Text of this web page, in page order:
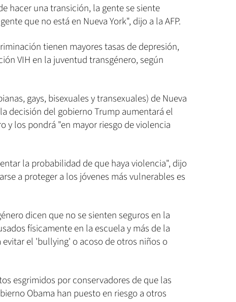
hacer una transición, la gente se siente
que no está en Nueva York", dijo a la AFP.
tienen mayores tasas de depresión,
VIH en la juventud transgénero, según
gays, bisexuales y transexuales) de Nueva
decisión del gobierno Trump aumentará el
y los pondrá "en mayor riesgo de violencia
la probabilidad de que haya violencia", dijo
a proteger a los jóvenes más vulnerables es
dicen que no se sienten seguros en la
físicamente en la escuela y más de la
el 'bullying' o acoso de otros niños o
esgrimidos por conservadores de que las
Obama han puesto en riesgo a otros